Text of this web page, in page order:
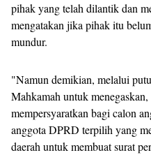
pihak yang telah dilantik dan
mengatakan jika pihak itu
mundur.
"Namun demikian, melalui
Mahkamah untuk
mempersyaratkan bagi calon
anggota DPRD terpilih yang
daerah untuk membuat surat